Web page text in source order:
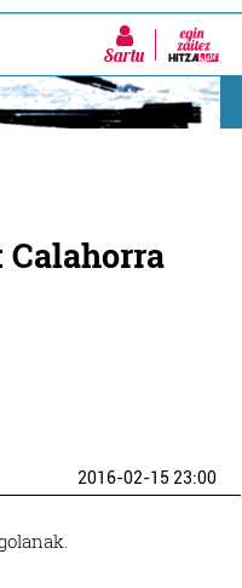
Sartu
Calahorra
2016-02-15 23:00